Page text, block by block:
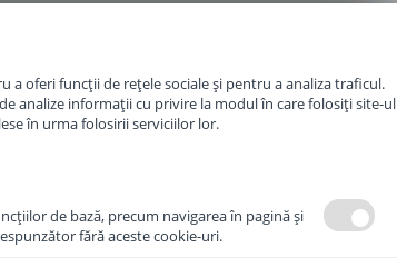
oferi funcții de rețele sociale și pentru a analiza traficul.
analize informații cu privire la modul în care folosiți site-ul
în urma folosirii serviciilor lor.
de bază, precum navigarea în pagină şi
fără aceste cookie-uri.